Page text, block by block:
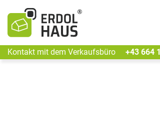
Kontakt mit dem Verkaufsbüro +43 664